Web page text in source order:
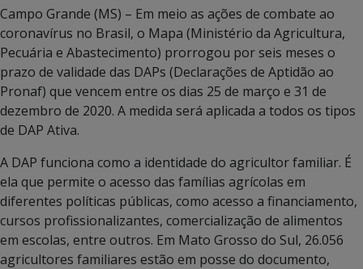
Campo Grande (MS) – Em meio as ações de combate ao
coronavírus no Brasil, o Mapa (Ministério da Agricultura,
Pecuária e Abastecimento) prorrogou por seis meses o
prazo de validade das DAPs (Declarações de Aptidão ao
Pronaf) que vencem entre os dias 25 de março e 31 de
dezembro de 2020. A medida será aplicada a todos os tipos
de DAP Ativa.
A DAP funciona como a identidade do agricultor familiar. É
ela que permite o acesso das famílias agrícolas em
diferentes políticas públicas, como acesso a financiamento,
cursos profissionalizantes, comercialização de alimentos
em escolas, entre outros. Em Mato Grosso do Sul, 26.056
agricultores familiares estão em posse do documento,